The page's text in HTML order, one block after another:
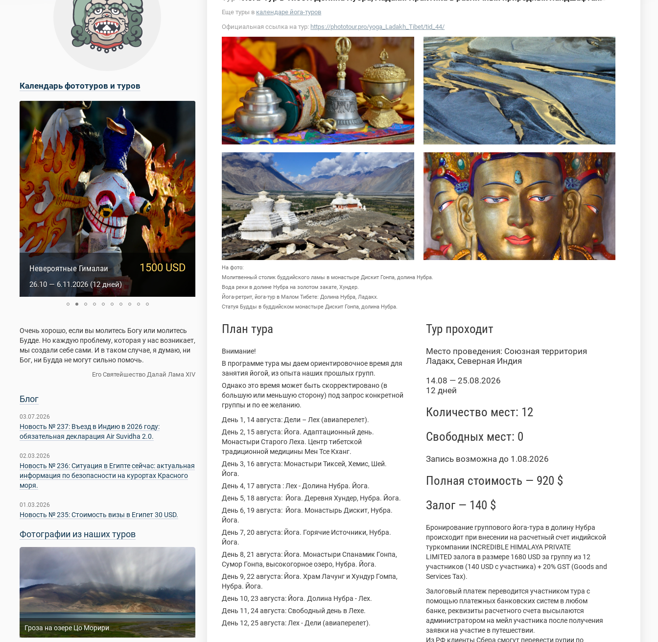
Календарь фототуров и туров
950 USD
Сакральный Ладакх
5.10 — 14.10.2026 (10 дней)
1500 USD
Невероятные Гималаи
26.10 — 6.11.2026 (12 дней)
Очень хорошо, если вы молитесь Богу или молитесь
Будде. Но каждую проблему, которая у нас возникает,
мы создали себе сами. И в таком случае, я думаю, ни
Бог, ни Будда не могут сильно помочь.
Его Святейшество Далай Лама XIV
Блог
03.07.2026
Новость № 237: Въезд в Индию в 2026 году:
обязательная декларация Air Suvidha 2.0.
02.03.2026
Новость № 236: Ситуация в Египте сейчас: актуальная
информация по безопасности на курортах Красного
моря.
01.03.2026
Новость № 235: Стоимость визы в Египет 30 USD.
Фотографии из наших туров
Гроза на озере Цо Морири
Еще туры в календаре йога-туров
Официальная ссылка на тур: https://phototour.pro/yoga_Ladakh_Tibet/tid_44/
На фото:
Молитвенный столик буддийского ламы в монастыре Дискит Гонпа, долина Нубра.
Вода реки в долине Нубра на золотом закате, Хундер.
Йога-ретрит, йога-тур в Малом Тибете: Долина Нубра, Ладакх.
Статуя Будды в буддийском монастыре Дискит Гонпа, долина Нубра.
План тура
Внимание!
В программе тура мы даем ориентировочное время для
занятия йогой, из опыта наших прошлых групп.
Однако это время может быть скорректировано (в
большую или меньшую сторону) под запрос конкретной
группы и по ее желанию.
День 1, 14 августа: Дели – Лех (авиаперелет).
День 2, 15 августа: Йога. Адаптационный день.
Монастыри Старого Леха. Центр тибетской
традиционной медицины Мен Тсе Кханг.
День 3, 16 августа: Монастыри Тиксей, Хемис, Шей.
Йога.
День 4, 17 августа : Лех - Долина Нубра. Йога.
День 5, 18 августа: Йога. Деревня Хундер, Нубра. Йога.
День 6, 19 августа: Йога. Монастырь Дискит, Нубра.
Йога.
День 7, 20 августа: Йога. Горячие Источники, Нубра.
Йога.
День 8, 21 августа: Йога. Монастыри Спанамик Гонпа,
Сумор Гонпа, высокогорное озеро, Нубра. Йога.
День 9, 22 августа: Йога. Храм Лачунг и Хундур Гомпа,
Нубра. Йога.
День 10, 23 августа: Йога. Долина Нубра - Лех.
День 11, 24 августа: Свободный день в Лехе.
День 12, 25 августа: Лех - Дели (авиаперелет).
Тур проходит
Место проведения: Союзная территория
Ладакх, Северная Индия
14.08 — 25.08.2026
12 дней
Количество мест: 12
Свободных мест: 0
Запись возможна до 1.08.2026
Полная стоимость — 920 $
Залог — 140 $
Бронирование группового йога-тура в долину Нубра
происходит при внесении на расчетный счет индийской
туркомпании INCREDIBLE HIMALAYA PRIVATE
LIMITED залога в размере 1680 USD за группу из 12
участников (140 USD с участника) + 20% GST (Goods and
Services Tax).
Залоговый платеж переводится участником тура с
помощью платежных банковских систем в любом
банке, реквизиты расчетного счета высылаются
администратором на мейл участника после получения
заявки на участие в путешествии.
Из РФ клиенты Сбера смогут перевести рупии по